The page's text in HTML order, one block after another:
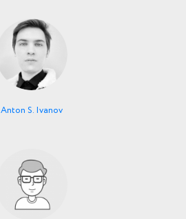
Anton S. Ivanov